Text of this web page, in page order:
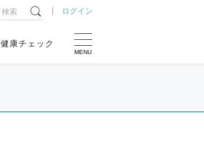
ログイン
MENU
健康チェック